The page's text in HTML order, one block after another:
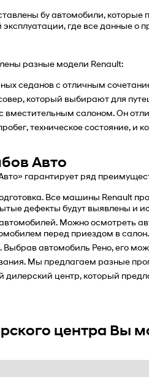
бу автомобили,
где все данные о
разные модели Renault:
седанов с отличным
который выбирают для
вместительным салоном. Он
техническое состояние,
Авто
гарантирует ряд
Все машины Renault
дефекты будут выявлены и
Можно осмотреть
перед приездом в салон.
автомобиль Рено, его
Мы предлагаем разные
дилерский центр, который
центра Вы